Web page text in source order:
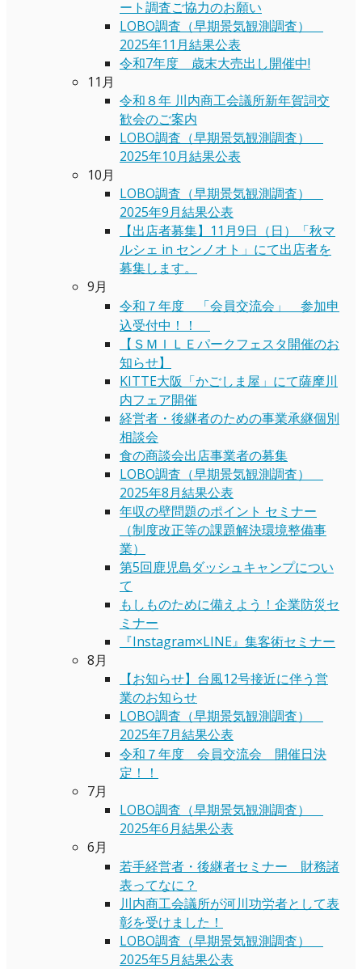
ート調査ご協力のお願い
LOBO調査（早期景気観測調査）
2025年11月結果公表
令和7年度 歳末大売出し開催中!
11月
令和８年 川内商工会議所新年賀詞交
歓会のご案内
LOBO調査（早期景気観測調査）
2025年10月結果公表
10月
LOBO調査（早期景気観測調査）
2025年9月結果公表
【出店者募集】11月9日（日）「秋マ
ルシェ in センノオト」にて出店者を
募集します。
9月
令和７年度 「会員交流会」 参加申
込受付中！！
【ＳＭＩＬＥパークフェスタ開催のお
知らせ】
KITTE大阪「かごしま屋」にて薩摩川
内フェア開催
経営者・後継者のための事業承継個別
相談会
食の商談会出店事業者の募集
LOBO調査（早期景気観測調査）
2025年8月結果公表
年収の壁問題のポイント セミナー
（制度改正等の課題解決環境整備事
業）
第5回鹿児島ダッシュキャンプについ
て
もしものために備えよう！企業防災セ
ミナー
『Instagram×LINE』集客術セミナー
8月
【お知らせ】台風12号接近に伴う営
業のお知らせ
LOBO調査（早期景気観測調査）
2025年7月結果公表
令和７年度 会員交流会 開催日決
定！！
7月
LOBO調査（早期景気観測調査）
2025年6月結果公表
6月
若手経営者・後継者セミナー 財務諸
表ってなに？
川内商工会議所が河川功労者として表
彰を受けました！
LOBO調査（早期景気観測調査）
2025年5月結果公表